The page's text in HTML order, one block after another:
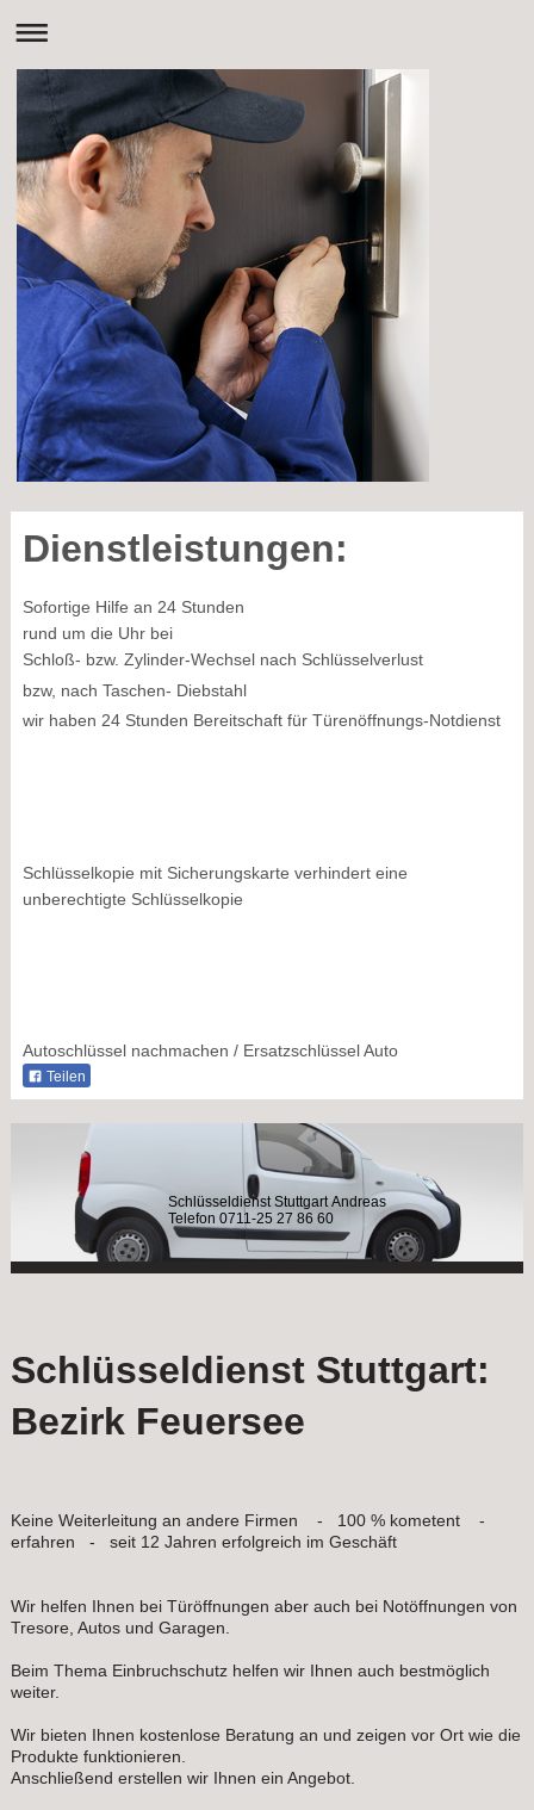
Dienstleistungen:
Sofortige Hilfe an 24 Stunden
rund um die Uhr bei
Schloß- bzw. Zylinder-Wechsel nach Schlüsselverlust
bzw, nach Taschen- Diebstahl
wir haben 24 Stunden Bereitschaft für Türenöffnungs-Notdienst
Schlüsselkopie mit Sicherungskarte verhindert eine
unberechtigte Schlüsselkopie
Autoschlüssel nachmachen / Ersatzschlüssel Auto
Teilen
Schlüsseldienst Stuttgart Andreas
Telefon 0711-25 27 86 60
Schlüsseldienst Stuttgart:
Bezirk Feuersee
Keine Weiterleitung an andere Firmen - 100 % kometent -
erfahren - seit 12 Jahren erfolgreich im Geschäft
Wir helfen Ihnen bei Türöffnungen aber auch bei Notöffnungen von
Tresore, Autos und Garagen.
Beim Thema Einbruchschutz helfen wir Ihnen auch bestmöglich
weiter.
Wir bieten Ihnen kostenlose Beratung an und zeigen vor Ort wie die
Produkte funktionieren.
Anschließend erstellen wir Ihnen ein Angebot.